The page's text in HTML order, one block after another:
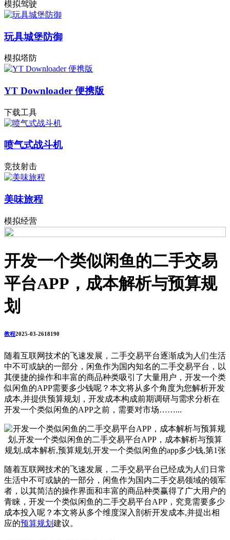
模拟驾驶
玩具城堡防御
模拟塔防
YT Downloader 便携版
下载工具
喷气式战斗机
竞技射击
美味旅程
模拟经营
开发一个类似闲鱼的二手交易
平台APP，成本解析与预算规
划
教程2025-03-2618190
随着互联网技术的飞速发展，二手交易平台逐渐成为人们生活
中不可或缺的一部分，闲鱼作为国内知名的二手交易平台，以
其便捷的操作和丰富的商品种类吸引了大量用户，开发一个类
似闲鱼的APP需要多少钱呢？本文将从多个角度为您解析开发
成本,并提供预算规划，开发成本构成前期调研与需求分析在
开发一个类似闲鱼的APP之前，需要对市场……...
随着互联网技术的飞速发展，二手交易平台已经成为人们日常
生活中不可或缺的一部分，闲鱼作为国内二手交易领域的领军
者，以其简洁的操作界面和丰富的商品种类赢得了广大用户的
青睐，开发一个类似闲鱼的二手交易平台APP，究竟需要多少
成本投入呢？本文将从多个维度深入剖析开发成本,并提出相
应的预算规划 建议。